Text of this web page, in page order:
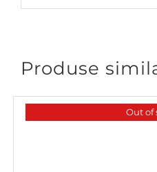
Produse
Out of